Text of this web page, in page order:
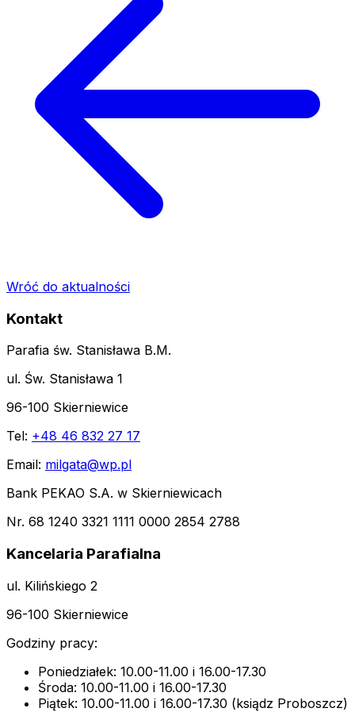
Wróć do aktualności
Kontakt
Parafia św. Stanisława B.M.
ul. Św. Stanisława 1
96-100 Skierniewice
Tel: +48 46 832 27 17
Email: milgata@wp.pl
Bank PEKAO S.A. w Skierniewicach
Nr. 68 1240 3321 1111 0000 2854 2788
Kancelaria Parafialna
ul. Kilińskiego 2
96-100 Skierniewice
Godziny pracy:
Poniedziałek: 10.00-11.00 i 16.00-17.30
Środa: 10.00-11.00 i 16.00-17.30
Piątek: 10.00-11.00 i 16.00-17.30 (ksiądz Proboszcz)